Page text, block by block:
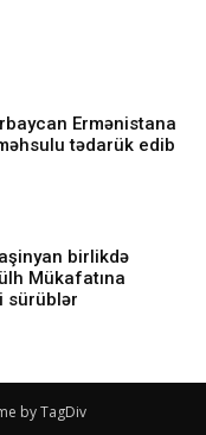
Ermənistana
tədarük edib
birlikdə
Mükafatına
sürüblər
by TagDiv